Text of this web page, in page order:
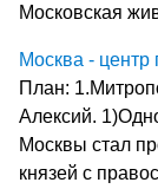
Московская
Москва - центр
План:
Алексий.
Москвы стал
князей с